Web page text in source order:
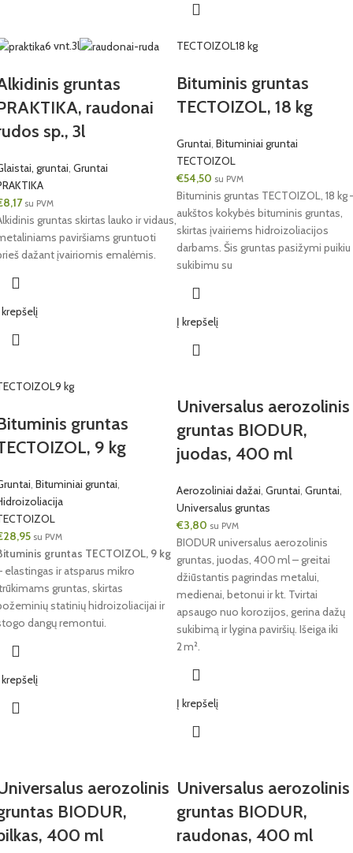
6 vnt.3l
gruntas
raudonai
sp., 3l
gruntai, Gruntai
8,17 su PVM
gruntas skirtas lauko ir vidaus,
paviršiams gruntuoti
dažant įvairiomis emalėmis.
TECTOIZOL18 kg
Bituminis gruntas
TECTOIZOL, 18 kg
Gruntai, Bituminiai gruntai
TECTOIZOL
€54,50 su PVM
Bituminis gruntas TECTOIZOL, 18 kg
aukštos kokybės bituminis gruntas,
skirtas įvairiems hidroizoliacijos
darbams. Šis gruntas pasižymi puikiu
sukibimu su
Į krepšelį
9 kg
gruntas
9 kg
, Bituminiai gruntai,
28,95 su PVM
gruntas TECTOIZOL, 9 kg
elastingas ir atsparus mikro
gruntas, skirtas
statinių hidroizoliacijai ir
dangų remontui.
Universalus aerozolinis
gruntas BIODUR,
juodas, 400 ml
Aerozoliniai dažai, Gruntai, Gruntai,
Universalus gruntas
€3,80 su PVM
BIODUR universalus aerozolinis
gruntas, juodas, 400 ml – greitai
džiūstantis pagrindas metalui,
medienai, betonui ir kt. Tvirtai
apsaugo nuo korozijos, gerina dažų
sukibimą ir lygina paviršių. Išeiga iki
2 m².
Į krepšelį
aerozolinis
BIODUR,
400 ml
Universalus aerozolinis
gruntas BIODUR,
raudonas, 400 ml